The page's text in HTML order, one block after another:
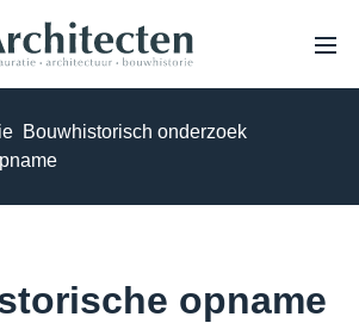
Bouwhistorisch onderzoek
opname